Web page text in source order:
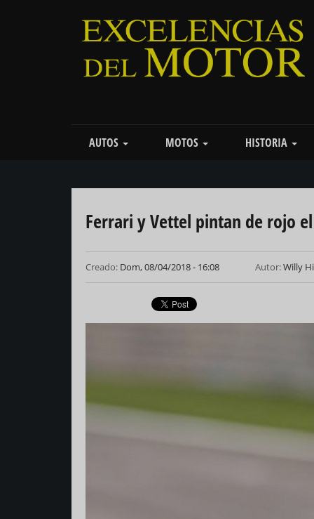
Main
navigation
AUTOS MOTOS HISTORIA
Ferrari y Vettel pintan de rojo
Creado: Dom, 08/04/2018 - 16:08 Autor:Willy